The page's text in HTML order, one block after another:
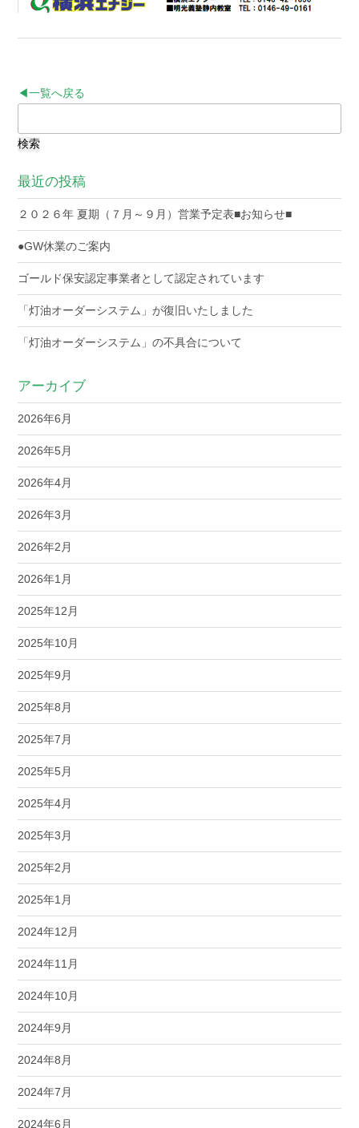
◀一覧へ戻る
索:
最近の投稿
２０２６年 夏期（７月～９月）営業予定表■お知らせ■
●GW休業のご案内
ゴールド保安認定事業者として認定されています
「灯油オーダーシステム」が復旧いたしました
「灯油オーダーシステム」の不具合について
アーカイブ
2026年6月
2026年5月
2026年4月
2026年3月
2026年2月
2026年1月
2025年12月
2025年10月
2025年9月
2025年8月
2025年7月
2025年5月
2025年4月
2025年3月
2025年2月
2025年1月
2024年12月
2024年11月
2024年10月
2024年9月
2024年8月
2024年7月
2024年6月